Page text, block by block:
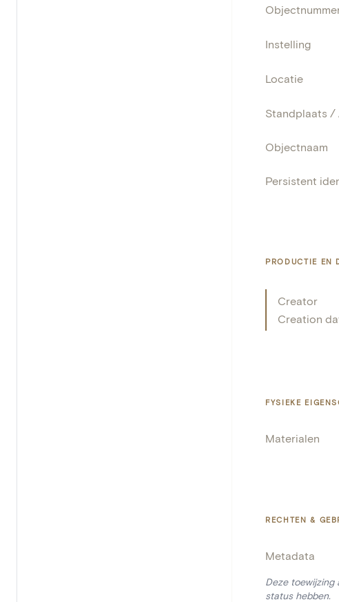
Instelling
Locatie
Standplaats /
Objectnaam
Persistent
PRODUCTIE EN
Creator
Creation
FYSIEKE
Materialen
RECHTEN &
Metadata
Deze toewijzing
status hebben.